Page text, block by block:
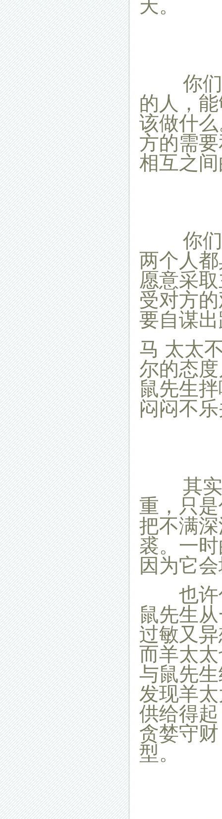
天。
你们
的人，
该做什
方的需
相互之
你们
两个人
愿意采
受对方
要自谋
马 太太
尔的态
鼠先生
闷闷不
其实
重，只
把不满
裘。一
因为它
也许你
鼠先生
过敏又
而羊太
与鼠先
发现羊
供给得
贪婪守
型。